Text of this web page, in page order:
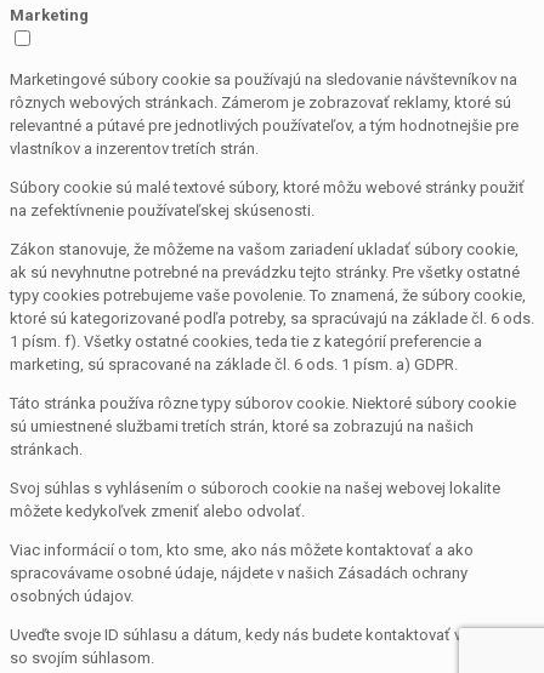
Marketing
Marketingové súbory cookie sa používajú na sledovanie návštevníkov na
rôznych webových stránkach. Zámerom je zobrazovať reklamy, ktoré sú
relevantné a pútavé pre jednotlivých používateľov, a tým hodnotnejšie pre
vlastníkov a inzerentov tretích strán.
Súbory cookie sú malé textové súbory, ktoré môžu webové stránky použiť
na zefektívnenie používateľskej skúsenosti.
Zákon stanovuje, že môžeme na vašom zariadení ukladať súbory cookie,
ak sú nevyhnutne potrebné na prevádzku tejto stránky. Pre všetky ostatné
typy cookies potrebujeme vaše povolenie. To znamená, že súbory cookie,
ktoré sú kategorizované podľa potreby, sa spracúvajú na základe čl. 6 ods.
1 písm. f). Všetky ostatné cookies, teda tie z kategórií preferencie a
marketing, sú spracované na základe čl. 6 ods. 1 písm. a) GDPR.
Táto stránka používa rôzne typy súborov cookie. Niektoré súbory cookie
sú umiestnené službami tretích strán, ktoré sa zobrazujú na našich
stránkach.
Svoj súhlas s vyhlásením o súboroch cookie na našej webovej lokalite
môžete kedykoľvek zmeniť alebo odvolať.
Viac informácií o tom, kto sme, ako nás môžete kontaktovať a ako
spracovávame osobné údaje, nájdete v našich Zásadách ochrany
osobných údajov.
Uveďte svoje ID súhlasu a dátum, kedy nás budete kontaktovať v súvislosti
so svojím súhlasom.